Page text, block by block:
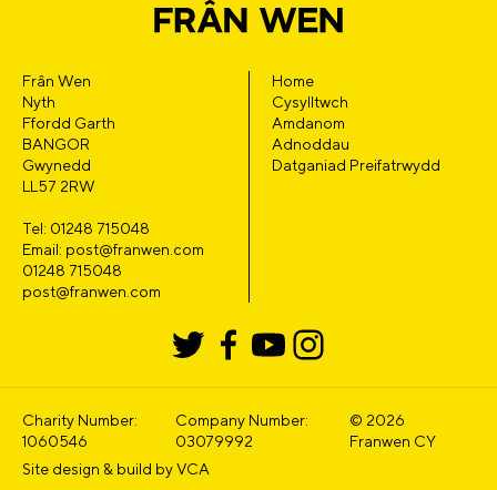
Frân Wen
Nyth
Ffordd Garth
BANGOR
Gwynedd
LL57 2RW
Tel: 01248 715048
Email: post@franwen.com
01248 715048
post@franwen.com
Home
Cysylltwch
Amdanom
Adnoddau
Datganiad Preifatrwydd
Charity Number:
1060546
Company Number:
03079992
© 2026
Franwen CY
Site design & build byVCA